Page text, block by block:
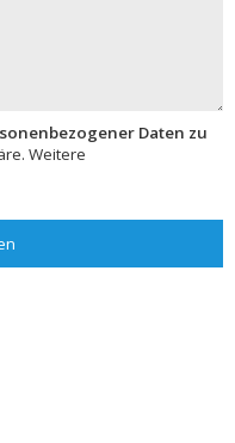
Daten zu
Weitere